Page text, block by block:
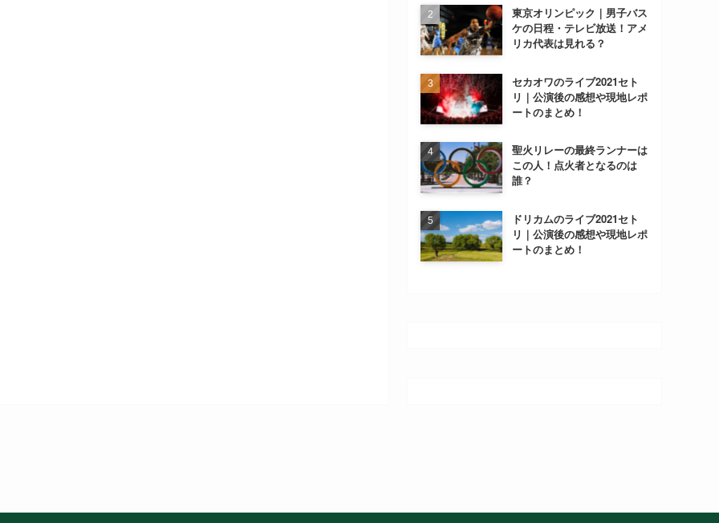
東京オリンピック｜男子バス
ケの日程・テレビ放送！アメ
リカ代表は見れる？
セカオワのライブ2021セト
リ｜公演後の感想や現地レポ
ートのまとめ！
聖火リレーの最終ランナーは
この人！点火者となるのは
誰？
ドリカムのライブ2021セト
リ｜公演後の感想や現地レポ
ートのまとめ！